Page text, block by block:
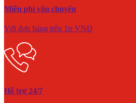
Miễn phí vận chuyển
Với đơn hàng trên 1tr VNĐ
Hỗ trợ 24/7